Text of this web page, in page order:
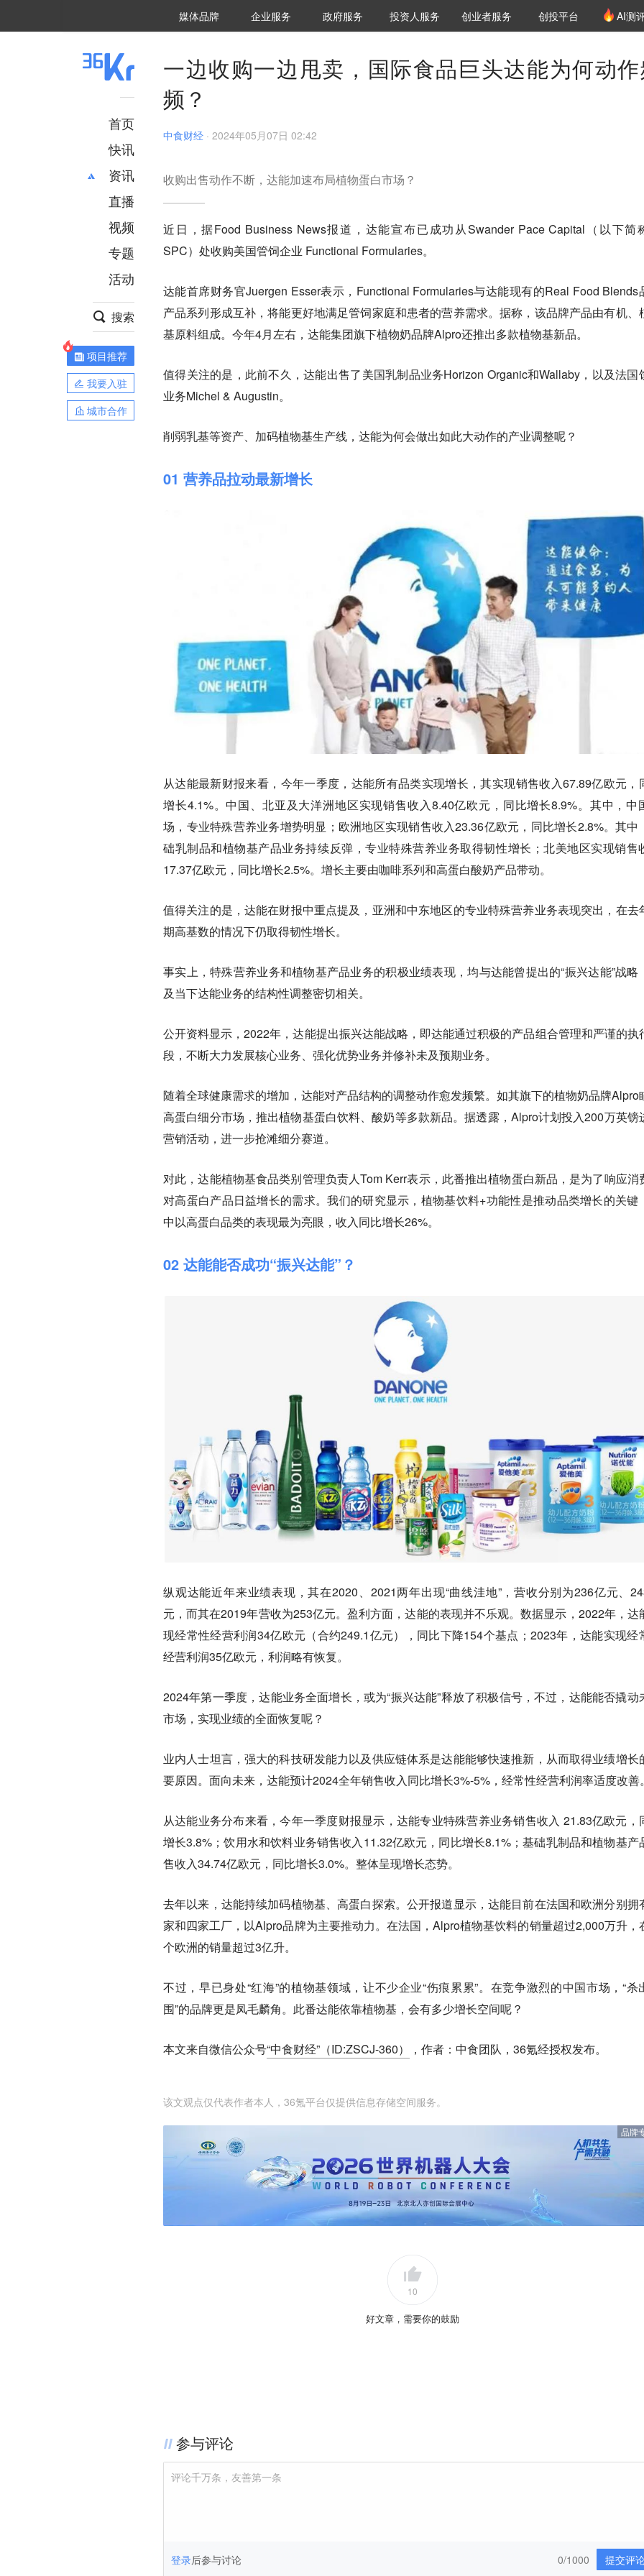
媒体品牌 36Kr研究院
企业服务 城市之窗
政府服务 VClub投资机构库
投资机构职位推介
投资人服务 创投氪堂
创业者服务 创投平台 AI测
首页
快讯
资讯
推荐
财经
项目推荐
安徽
直播
视频
专题
活动
搜索
项目推荐
我要入驻
城市合作
一边收购一边甩卖，国际食品巨头达能为何动
频？
中食财经 · 2024年05月07日 02:42
收购出售动作不断，达能加速布局植物蛋白市场？
近日，据Food Business News报道，达能宣布已成功从Swander Pace Capital（以下简
SPC）处收购美国管饲企业 Functional Formularies。
达能首席财务官Juergen Esser表示，Functional Formularies与达能现有的Real Food Blends
产品系列形成互补，将能更好地满足管饲家庭和患者的营养需求。据称，该品牌产品由有机、
基原料组成。今年4月左右，达能集团旗下植物奶品牌Alpro还推出多款植物基新品。
值得关注的是，此前不久，达能出售了美国乳制品业务Horizon Organic和Wallaby，以及法国
业务Michel & Augustin。
削弱乳基等资产、加码植物基生产线，达能为何会做出如此大动作的产业调整呢？
01 营养品拉动最新增长
从达能最新财报来看，今年一季度，达能所有品类实现增长，其实现销售收入67.89亿欧元，
增长4.1%。中国、北亚及大洋洲地区实现销售收入8.40亿欧元，同比增长8.9%。其中，中
场，专业特殊营养业务增势明显；欧洲地区实现销售收入23.36亿欧元，同比增长2.8%。其中
础乳制品和植物基产品业务持续反弹，专业特殊营养业务取得韧性增长；北美地区实现销售
17.37亿欧元，同比增长2.5%。增长主要由咖啡系列和高蛋白酸奶产品带动。
值得关注的是，达能在财报中重点提及，亚洲和中东地区的专业特殊营养业务表现突出，在去
期高基数的情况下仍取得韧性增长。
事实上，特殊营养业务和植物基产品业务的积极业绩表现，均与达能曾提出的“振兴达能”战略
及当下达能业务的结构性调整密切相关。
公开资料显示，2022年，达能提出振兴达能战略，即达能通过积极的产品组合管理和严谨的执
段，不断大力发展核心业务、强化优势业务并修补未及预期业务。
随着全球健康需求的增加，达能对产品结构的调整动作愈发频繁。如其旗下的植物奶品牌Alpro
高蛋白细分市场，推出植物基蛋白饮料、酸奶等多款新品。据透露，Alpro计划投入200万英镑
营销活动，进一步抢滩细分赛道。
对此，达能植物基食品类别管理负责人Tom Kerr表示，此番推出植物蛋白新品，是为了响应消
对高蛋白产品日益增长的需求。我们的研究显示，植物基饮料+功能性是推动品类增长的关键
中以高蛋白品类的表现最为亮眼，收入同比增长26%。
02 达能能否成功“振兴达能”？
纵观达能近年来业绩表现，其在2020、2021两年出现“曲线洼地”，营收分别为236亿元、
元，而其在2019年营收为253亿元。盈利方面，达能的表现并不乐观。数据显示，2022年，达
现经常性经营利润34亿欧元（合约249.1亿元），同比下降154个基点；2023年，达能实现经
经营利润35亿欧元，利润略有恢复。
2024年第一季度，达能业务全面增长，或为“振兴达能”释放了积极信号，不过，达能能否撬动
市场，实现业绩的全面恢复呢？
业内人士坦言，强大的科技研发能力以及供应链体系是达能能够快速推新，从而取得业绩增长
要原因。面向未来，达能预计2024全年销售收入同比增长3%-5%，经常性经营利润率适度改善
从达能业务分布来看，今年一季度财报显示，达能专业特殊营养业务销售收入 21.83亿欧元，
增长3.8%；饮用水和饮料业务销售收入11.32亿欧元，同比增长8.1%；基础乳制品和植物基产
售收入34.74亿欧元，同比增长3.0%。整体呈现增长态势。
去年以来，达能持续加码植物基、高蛋白探索。公开报道显示，达能目前在法国和欧洲分别拥
家和四家工厂，以Alpro品牌为主要推动力。在法国，Alpro植物基饮料的销量超过2,000万升，
个欧洲的销量超过3亿升。
不过，早已身处“红海”的植物基领域，让不少企业“伤痕累累”。在竞争激烈的中国市场，“杀
围”的品牌更是凤毛麟角。此番达能依靠植物基，会有多少增长空间呢？
本文来自微信公众号“中食财经”（ID:ZSCJ-360） ，作者：中食团队，36氪经授权发布。
该文观点仅代表作者本人，36氪平台仅提供信息存储空间服务。
品牌
10
好文章，需要你的鼓励
参与评论
评论千万条，友善第一条
登录后参与讨论 提交评
0/1000